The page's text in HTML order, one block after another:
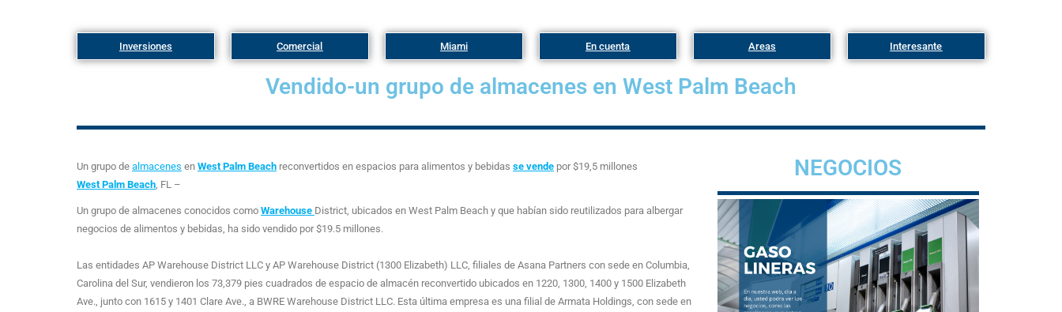
Inversiones Comercial Miami En cuenta Areas Interesante
Vendido-un grupo de almacenes en West Palm Beach
Un grupo de almacenes en West Palm Beach reconvertidos en espacios para alimentos y bebidas se vende por $19,5 millones
West Palm Beach , FL –
Un grupo de almacenes conocidos como Warehouse District, ubicados en West Palm Beach y que habían sido reutilizados para albergar
negocios de alimentos y bebidas, ha sido vendido por $19.5 millones.
Las entidades AP Warehouse District LLC y AP Warehouse District (1300 Elizabeth) LLC, filiales de Asana Partners con sede en Columbia,
Carolina del Sur, vendieron los 73,379 pies cuadrados de espacio de almacén reconvertido ubicados en 1220, 1300, 1400 y 1500 Elizabeth
Ave., junto con 1615 y 1401 Clare Ave., a BWRE Warehouse District LLC. Esta última empresa es una filial de Armata Holdings, con sede en
NEGOCIOS